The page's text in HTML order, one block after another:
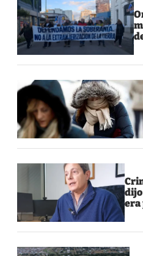
dijo
era